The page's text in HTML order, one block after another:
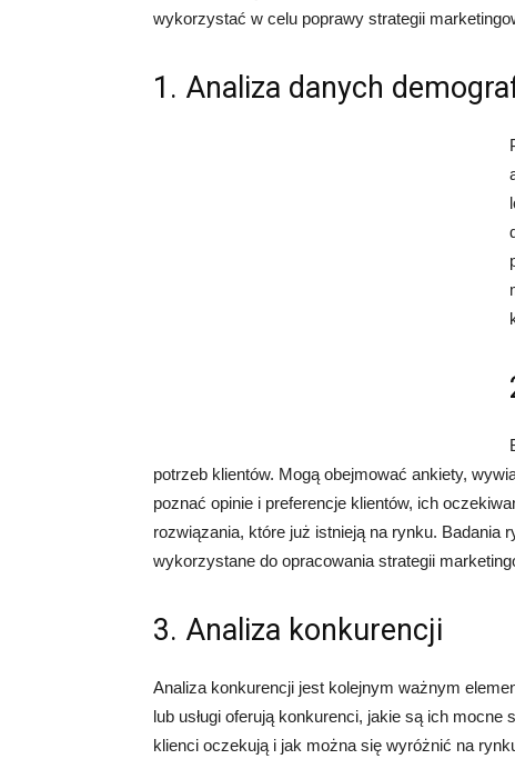
wykorzystać w celu poprawy strategii
1. Analiza danych
potrzeb klientów. Mogą obejmować ankiety,
poznać opinie i preferencje klientów, ich
rozwiązania, które już istnieją na rynku. Badania
wykorzystane do opracowania strategii
3. Analiza konkurencji
Analiza konkurencji jest kolejnym ważnym
lub usługi oferują konkurenci, jakie są ich
klienci oczekują i jak można się wyróżnić na